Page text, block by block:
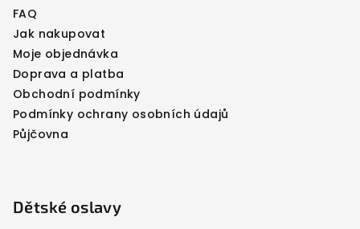
FAQ
Jak nakupovat
Moje objednávka
Doprava a platba
Obchodní podmínky
Podmínky ochrany osobních údajů
Půjčovna
Dětské oslavy